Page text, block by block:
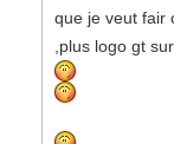
que je veut fair
,plus logo gt